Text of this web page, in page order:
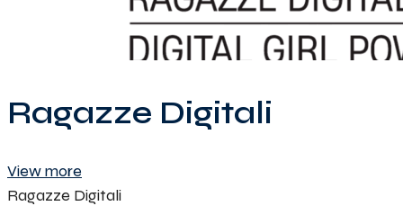
Ragazze Digitali
View more
Ragazze Digitali